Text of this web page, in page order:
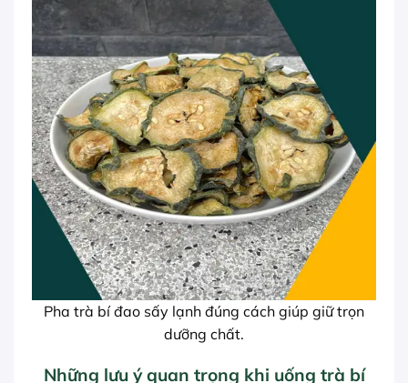
Pha trà bí đao sấy lạnh đúng cách giúp giữ trọn
dưỡng chất.
Những lưu ý quan trọng khi uống trà bí